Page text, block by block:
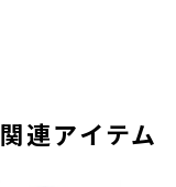
関連アイテム